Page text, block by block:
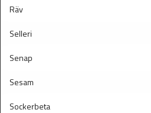
Räv
Selleri
Senap
Sesam
Sockerbeta